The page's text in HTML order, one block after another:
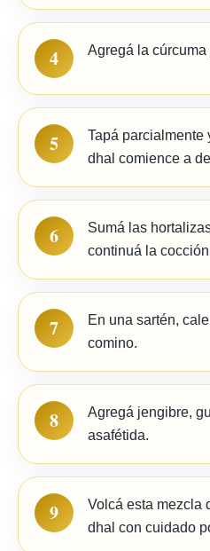
4 Agregá la
5
Tapá parcialmente
dhal comience a
6
Sumá las
continuá la
7
En una sartén,
comino.
8
Agregá jengibre,
asafétida.
9
Volcá esta mezcla
dhal con cuidado